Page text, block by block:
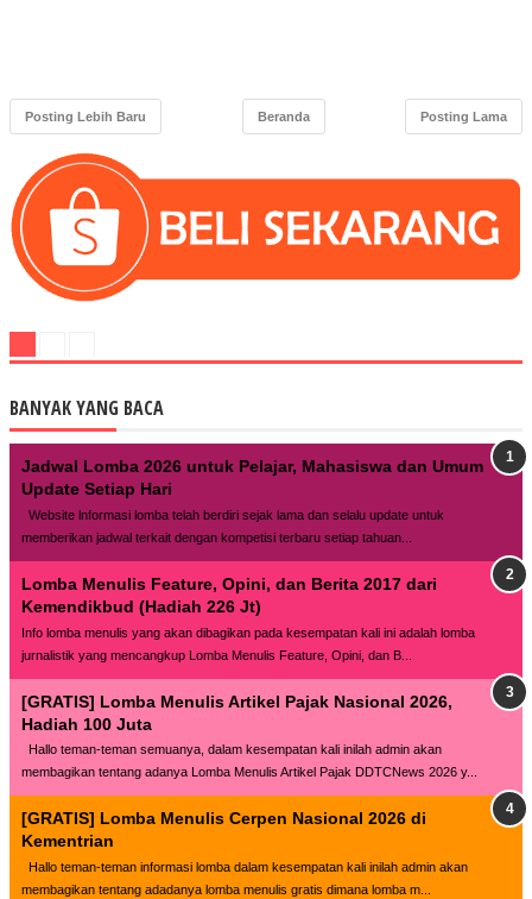
Posting Lebih Baru Posting Lama
Beranda
BANYAK YANG BACA
Jadwal Lomba 2026 untuk Pelajar, Mahasiswa dan Umum
Update Setiap Hari
Website lnformasi lomba telah berdiri sejak lama dan selalu update untuk
memberikan jadwal terkait dengan kompetisi terbaru setiap tahuan...
Lomba Menulis Feature, Opini, dan Berita 2017 dari
Kemendikbud (Hadiah 226 Jt)
Info lomba menulis yang akan dibagikan pada kesempatan kali ini adalah lomba
jurnalistik yang mencangkup Lomba Menulis Feature, Opini, dan B...
[GRATIS] Lomba Menulis Artikel Pajak Nasional 2026,
Hadiah 100 Juta
Hallo teman-teman semuanya, dalam kesempatan kali inilah admin akan
membagikan tentang adanya Lomba Menulis Artikel Pajak DDTCNews 2026 y...
[GRATIS] Lomba Menulis Cerpen Nasional 2026 di
Kementrian
Hallo teman-teman informasi lomba dalam kesempatan kali inilah admin akan
membagikan tentang adadanya lomba menulis gratis dimana lomba m...